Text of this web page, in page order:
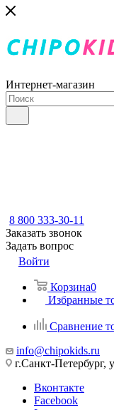
Интернет-магазин
8 800 333-30-11
Заказать звонок
Задать вопрос
Войти
Корзина0
Избранные
Сравнение
info@chipokids.ru
г.Санкт-
Вконтакте
Facebook